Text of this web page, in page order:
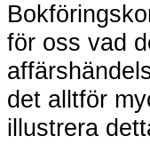
för oss vad
det alltför
illustrera